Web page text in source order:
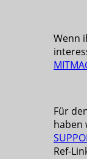
Wenn
Für
haben
Ref-